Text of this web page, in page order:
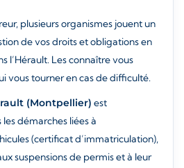
plusieurs organismes jouent un
de vos droits et obligations en
l’Hérault. Les connaître vous
vous tourner en cas de difficulté.
(Montpellier) est
démarches liées à
(certificat d’immatriculation),
suspensions de permis et à leur